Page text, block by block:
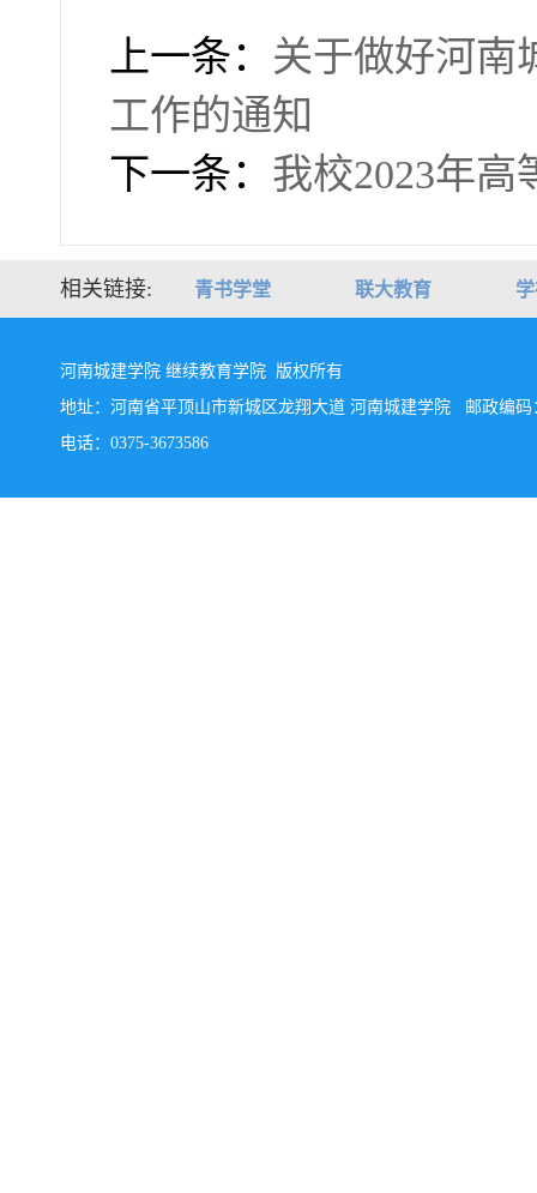
上一条： 关于做好河南
工作的通知
下一条： 我校2023年
相关链接: 青书学堂 联大教育
河南城建学院 继续教育学院 版权所有
地址：河南省平顶山市新城区龙翔大道 河南城建学院 邮政编码
电话：0375-3673586